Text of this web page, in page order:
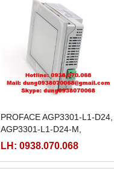
PROFACE AGP3301-L1-D24,
AGP3301-L1-D24-M,
AGP3301-S1-D24, AGP3302-
LH: 0938.070.068